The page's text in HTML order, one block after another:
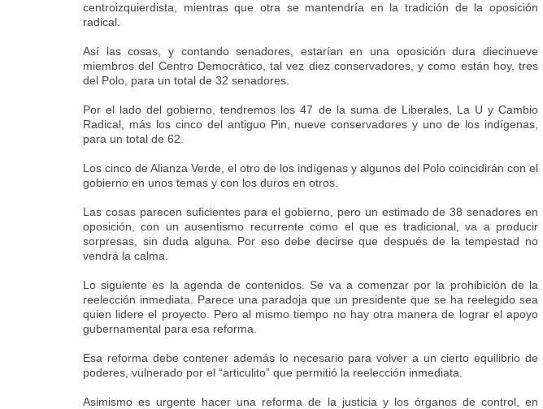
centroizquierdista, mientras que otra se mantendría en la tradición de la oposición
radical.
Así las cosas, y contando senadores, estarían en una oposición dura diecinueve
miembros del Centro Democrático, tal vez diez conservadores, y como están hoy, tres
del Polo, para un total de 32 senadores.
Por el lado del gobierno, tendremos los 47 de la suma de Liberales, La U y Cambio
Radical, más los cinco del antiguo Pin, nueve conservadores y uno de los indígenas,
para un total de 62.
Los cinco de Alianza Verde, el otro de los indígenas y algunos del Polo coincidirán con el
gobierno en unos temas y con los duros en otros.
Las cosas parecen suficientes para el gobierno, pero un estimado de 38 senadores en
oposición, con un ausentismo recurrente como el que es tradicional, va a producir
sorpresas, sin duda alguna. Por eso debe decirse que después de la tempestad no
vendrá la calma.
Lo siguiente es la agenda de contenidos. Se va a comenzar por la prohibición de la
reelección inmediata. Parece una paradoja que un presidente que se ha reelegido sea
quien lidere el proyecto. Pero al mismo tiempo no hay otra manera de lograr el apoyo
gubernamental para esa reforma.
Esa reforma debe contener además lo necesario para volver a un cierto equilibrio de
poderes, vulnerado por el “articulito” que permitió la reelección inmediata.
Asimismo es urgente hacer una reforma de la justicia y los órganos de control, en